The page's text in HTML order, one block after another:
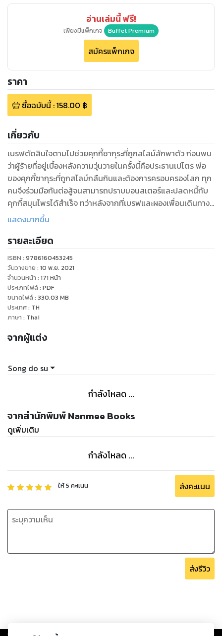
อ่านเล่มนี้ ฟรี!
เพียงมีแพ็กเกจ Buffet Premium
สมัครแพ็กเกจ
ราคา
ซื้อฉบับนี้:158.00 ฿
เกี่ยวกับ
เบรฟตัดสินใจตามไปช่วยคุกกี้ซากุระที่ถูกสไลม์ลักพาตัว ก่อนพบ
ว่าผู้ร้ายที่อยู่เบื้องหลังความวุ่นวายในครั้งนี้คือประธานเปโตร พ่อ
ของคุกกี้ซากุระที่ถูกสไลม์กลืนกินและต้องการครอบครองโลก ทุก
คนจึงร่วมมือกันต่อสู้จนสามารถปราบมอนสเตอร์และปลดหนี้กับ
คุกกี้สมุนไพรได้สำเร็จ ทว่าหลังจากที่เบรฟและผองเพื่อนเดินทาง
กลับไปคิงพาเลซ พวกเขาก็หลงเข้าไปติดกับดักของอันเนียนเข้า!
แสดงมากขึ้น
รายละเอียด
ISBN : 9786160453245
วันวางขาย : 10 พ.ย. 2021
จำนวนหน้า : 171 หน้า
ประเภทไฟล์: PDF
ขนาดไฟล์: 330.03 MB
ประเทศ: TH
ภาษา : Thai
จากผู้แต่ง
Song do su
กำลังโหลด ...
จากสำนักพิมพ์ Nanmee Books
ดูเพิ่มเติม
กำลังโหลด ...
ให้5 คะแนน ส่งคะแนน
ส่งรีวิว
Copyright © 2026